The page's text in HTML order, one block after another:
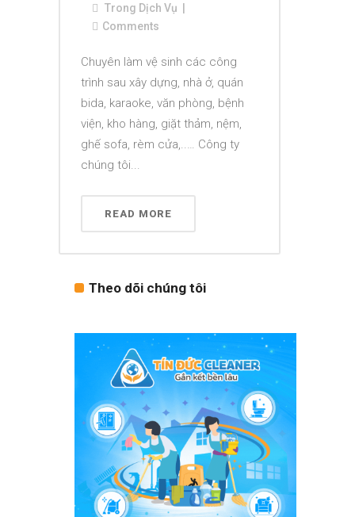
Trong Dịch Vụ
Comments
Chuyên làm vệ sinh các công
trình sau xây dựng, nhà ở, quán
bida, karaoke, văn phòng, bệnh
viện, kho hàng, giặt thảm, nệm,
ghế sofa, rèm cửa,..… Công ty
chúng tôi...
READ MORE
Theo dõi chúng tôi